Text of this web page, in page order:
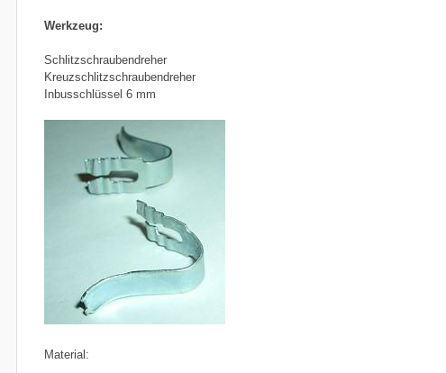
Werkzeug:
Schlitzschraubendreher
Kreuzschlitzschraubendreher
Inbusschlüssel 6 mm
Material: